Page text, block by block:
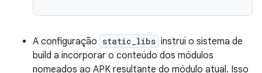
A configuração static_libs instrui o sistema de
build a incorporar o conteúdo dos módulos
nomeados ao APK resultante do módulo atual. Isso